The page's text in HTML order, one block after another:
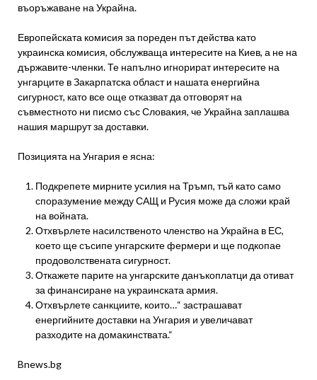
въоръжаване на Украйна.
Европейската комисия за пореден път действа като
украинска комисия, обслужваща интересите на Киев, а не на
държавите-членки. Те напълно игнорират интересите на
унгарците в Закарпатска област и нашата енергийна
сигурност, като все още отказват да отговорят на
съвместното ни писмо със Словакия, че Украйна заплашва
нашия маршрут за доставки.
Позицията на Унгария е ясна:
Подкрепете мирните усилия на Тръмп, тъй като само
споразумение между САЩ и Русия може да сложи край
на войната.
Отхвърлете насилственото членство на Украйна в ЕС,
което ще съсипе унгарските фермери и ще подкопае
продоволствената сигурност.
Откажете парите на унгарските данъкоплатци да отиват
за финансиране на украинската армия.
Отхвърлете санкциите, които…“ застрашават
енергийните доставки на Унгария и увеличават
разходите на домакинствата.“
Bnews.bg